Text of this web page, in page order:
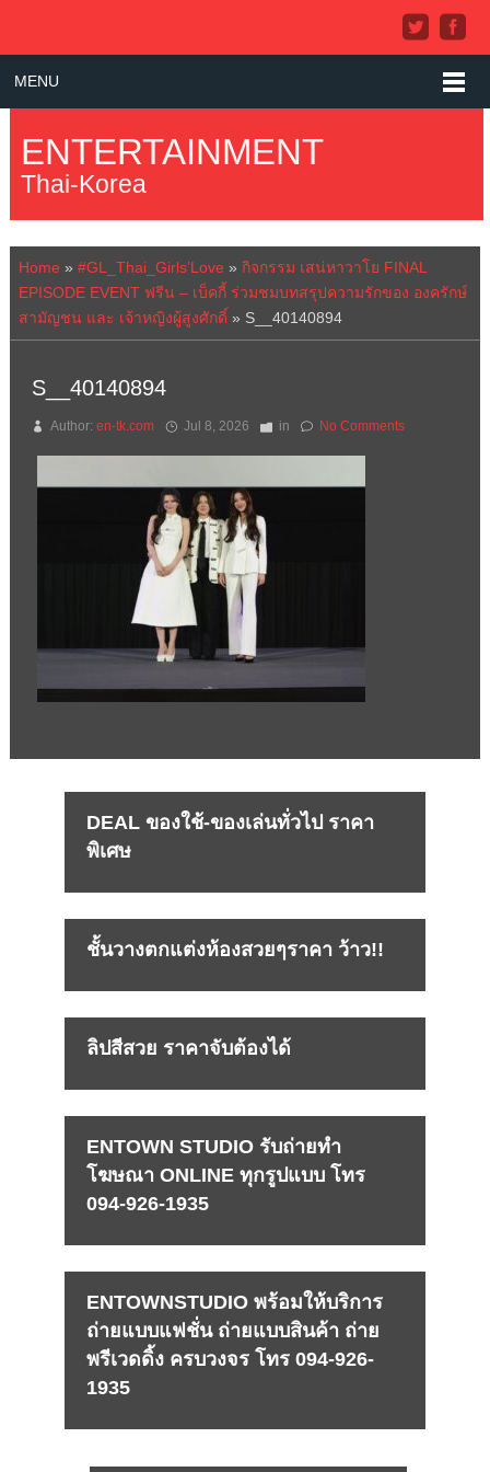
MENU
ENTERTAINMENT
Thai-Korea
Home » #GL_Thai_Girls’Love » กิจกรรม เสน่หาวาโย FINAL
EPISODE EVENT ฟรีน – เบ็คกี้ ร่วมชมบทสรุปความรักของ องครักษ์
สามัญชน และ เจ้าหญิงผู้สูงศักดิ์ » S__40140894
S__40140894
Author: en-tk.com Jul 8, 2026 in No Comments
DEAL ของใช้-ของเล่นทั่วไป ราคา
พิเศษ
ชั้นวางตกแต่งห้องสวยๆราคา ว้าว!!
ลิปสีสวย ราคาจับต้องได้
ENTOWN STUDIO รับถ่ายทำ
โฆษณา ONLINE ทุกรูปแบบ โทร
094-926-1935
ENTOWNSTUDIO พร้อมให้บริการ
ถ่ายแบบแฟชั่น ถ่ายแบบสินค้า ถ่าย
พรีเวดดิ้ง ครบวงจร โทร 094-926-
1935